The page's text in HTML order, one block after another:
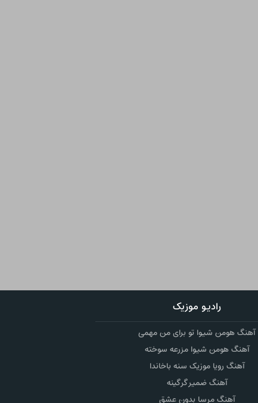
رادیو موزیک
آهنگ هومن شیوا تو برای من مهمی
آهنگ هومن شیوا مزرعه سوخته
آهنگ رویا موزیک سنه باخاندا
آهنگ ضمیر گرگینه
آهنگ مرسا بدون عشق